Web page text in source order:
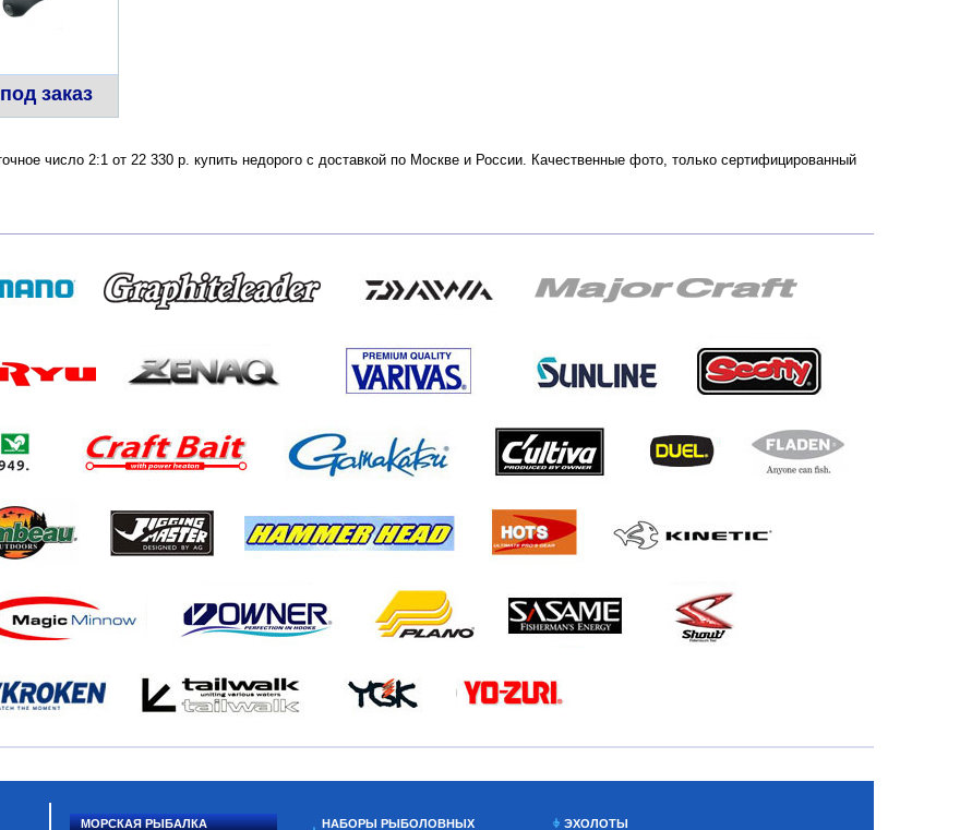
под заказ
число 2:1 от 22 330 р. купить недорого с доставкой по Москве и России. Качественные фото, только сертифицированный
МОРСКАЯ РЫБАЛКА НАБОРЫ РЫБОЛОВНЫХ ЭХОЛОТЫ